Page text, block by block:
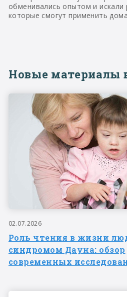
обменивались опытом и искали
которые смогут применить дома
Новые материалы
02.07.2026
Роль чтения в жизни
синдромом Дауна: обзор
современных